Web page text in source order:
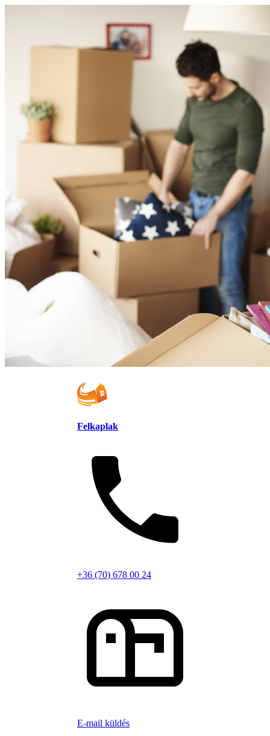
Felkaplak
+36 (70) 678 00 24
E-mail küldés